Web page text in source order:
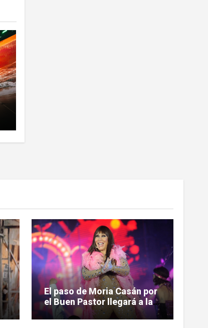
El paso de Moria Casán por
el Buen Pastor llegará a la
pantalla chica en su nueva
serie documental